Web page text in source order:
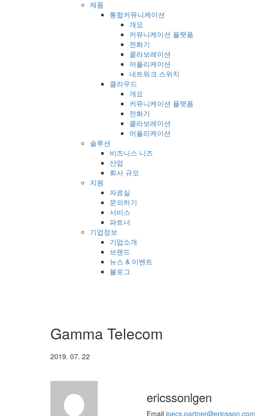
제품
통합커뮤니케이션
개요
커뮤니케이션 플랫폼
전화기
콜라보레이션
어플리케이션
네트워크 스위치
클라우드
개요
커뮤니케이션 플랫폼
전화기
콜라보레이션
어플리케이션
솔루션
비즈니스 니즈
산업
회사 규모
지원
자료실
문의하기
서비스
파트너
기업정보
기업소개
브랜드
뉴스 & 이벤트
블로그
Gamma Telecom
2019. 07. 22
ericssonlgen
Email ipecs.partner@ericsson.com